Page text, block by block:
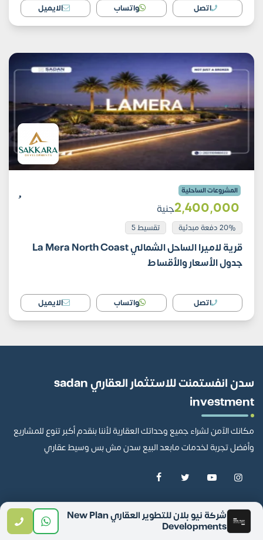
اتصل واتساب الايميل
المشروعات الساحلية
2٬400٬000جنية
20% دفعة مبدئية تقسيط 5
قرية لاميرا الساحل الشمالي La Mera North Coast
جدول الأسعار والأقساط
اتصل واتساب الايميل
سدن انفستمنت للاستثمار العقاري sadan
investment
مكانك الآمن لشراء جميع وحداتك العقارية لأننا بنقدم أكبر تنوع للمشاريع
وأفضل تجربة لخدمات مابعد البيع سدن مش بس وسيط عقاري
تواصل معنا شركة نيو بلان للتطوير العقاري New Plan
Developments